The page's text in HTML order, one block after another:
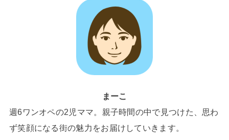
まーこ
週6ワンオペの2児ママ。親子時間の中で見つけた、思わ
ず笑顔になる街の魅力をお届けしていきます。